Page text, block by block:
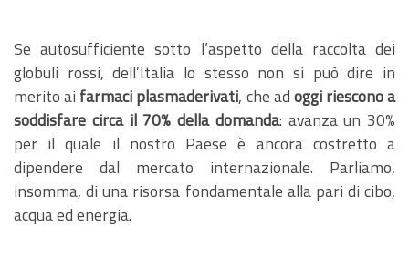
Se autosufficiente sotto l’aspetto della raccolta dei
globuli rossi, dell’Italia lo stesso non si può dire in
merito ai farmaci plasmaderivati, che adoggi riescono a
soddisfare circa il 70% della domanda: avanza un 30%
per il quale il nostro Paese è ancora costretto a
dipendere dal mercato internazionale. Parliamo,
insomma, di una risorsa fondamentale alla pari di cibo,
acqua ed energia.